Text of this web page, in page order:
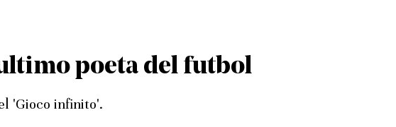
poeta del futbol
'Gioco infinito'.